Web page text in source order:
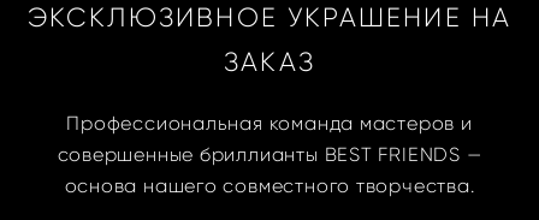
ЭКСКЛЮЗИВНОЕ УКРАШЕНИЕ НА
ЗАКАЗ
Профессиональная команда мастеров и
совершенные бриллианты BEST FRIENDS —
основа нашего совместного творчества.